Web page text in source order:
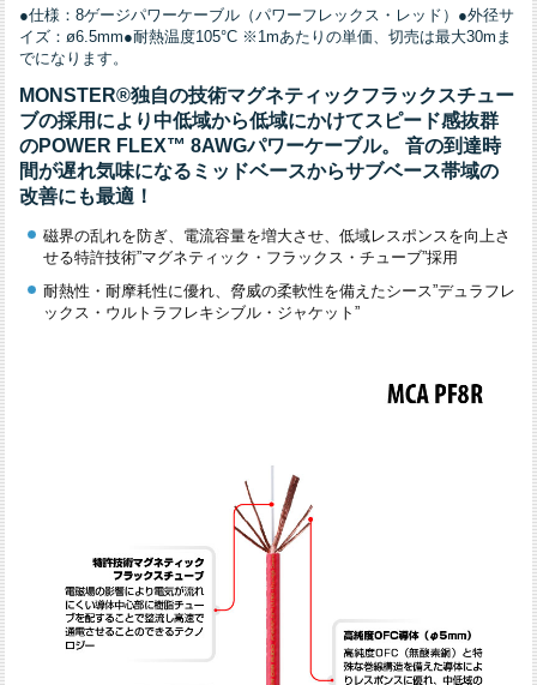
●仕様：8ゲージパワーケーブル（パワーフレックス・レッド）●外径サ
イズ：ø6.5mm●耐熱温度105°C ※1mあたりの単価、切売は最大30mま
でになります。
MONSTER®独自の技術マグネティックフラックスチュー
ブの採用により中低域から低域にかけてスピード感抜群
のPOWER FLEX™ 8AWGパワーケーブル。
音の到達時
間が遅れ気味になるミッドベースからサブベース帯域の
改善にも最適！
磁界の乱れを防ぎ、電流容量を増大させ、低域レスポンスを向上さ
せる特許技術”マグネティック・フラックス・チューブ”採用
耐熱性・耐摩耗性に優れ、脅威の柔軟性を備えたシース”デュラフレ
ックス・ウルトラフレキシブル・ジャケット”